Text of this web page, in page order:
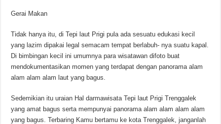
Gerai Makan
Tidak hanya itu, di Tepi laut Prigi pula ada sesuatu edukasi kecil
yang lazim dipakai legal semacam tempat berlabuh- nya suatu kapal.
Di bimbingan kecil ini umumnya para wisatawan difoto buat
mendokumentasikan momen yang terdapat dengan panorama alam
alam alam alam laut yang bagus.
Sedemikian itu uraian Hal darmawisata Tepi laut Prigi Trenggalek
yang amat bagus serta mempunyai panorama alam alam alam alam
yang bagus. Terbaring Kamu bertamu ke kota Trenggalek, janganlah